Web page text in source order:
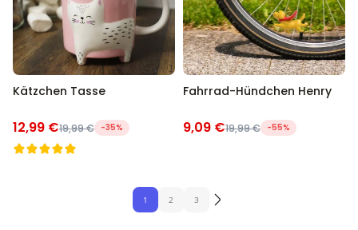
Kätzchen Tasse
12,99 €19,99 € -35%
Fahrrad-Hündchen Henry
9,09 €19,99 € -55%
1 2 3